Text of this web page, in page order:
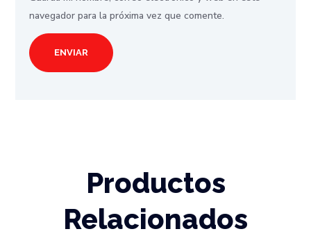
navegador para la próxima vez que comente.
Productos
Relacionados